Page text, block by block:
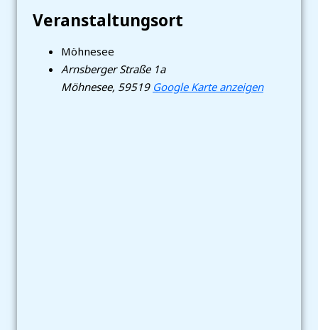
Veranstaltungsort
Möhnesee
Arnsberger Straße 1a
Möhnesee, 59519 Google Karte anzeigen